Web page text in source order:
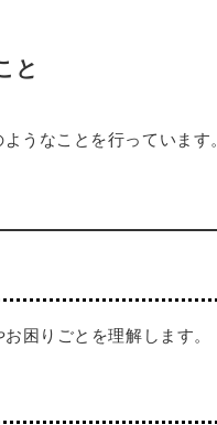
と
うなことを行っています
困りごとを理解します。